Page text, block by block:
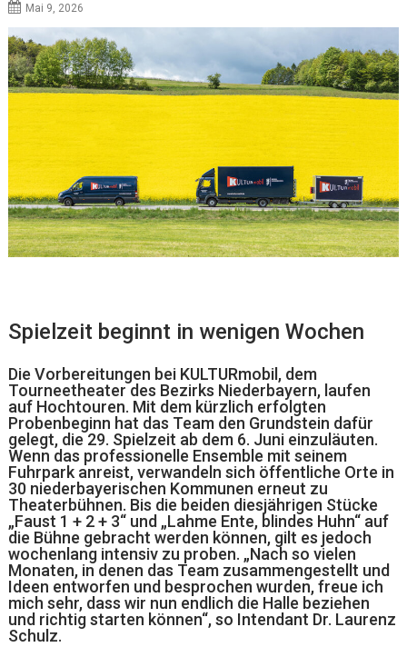
Mai 9, 2026
Spielzeit beginnt in wenigen Wochen
Die Vorbereitungen bei KULTURmobil, dem
Tourneetheater des Bezirks Niederbayern, laufen
auf Hochtouren. Mit dem kürzlich erfolgten
Probenbeginn hat das Team den Grundstein dafür
gelegt, die 29. Spielzeit ab dem 6. Juni einzuläuten.
Wenn das professionelle Ensemble mit seinem
Fuhrpark anreist, verwandeln sich öffentliche Orte in
30 niederbayerischen Kommunen erneut zu
Theaterbühnen. Bis die beiden diesjährigen Stücke
„Faust 1 + 2 + 3“ und „Lahme Ente, blindes Huhn“ auf
die Bühne gebracht werden können, gilt es jedoch
wochenlang intensiv zu proben. „Nach so vielen
Monaten, in denen das Team zusammengestellt und
Ideen entworfen und besprochen wurden, freue ich
mich sehr, dass wir nun endlich die Halle beziehen
und richtig starten können“, so Intendant Dr. Laurenz
Schulz.